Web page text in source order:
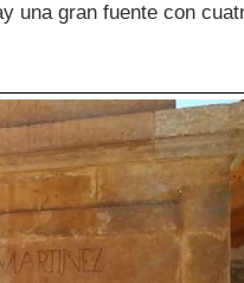
una gran fuente con